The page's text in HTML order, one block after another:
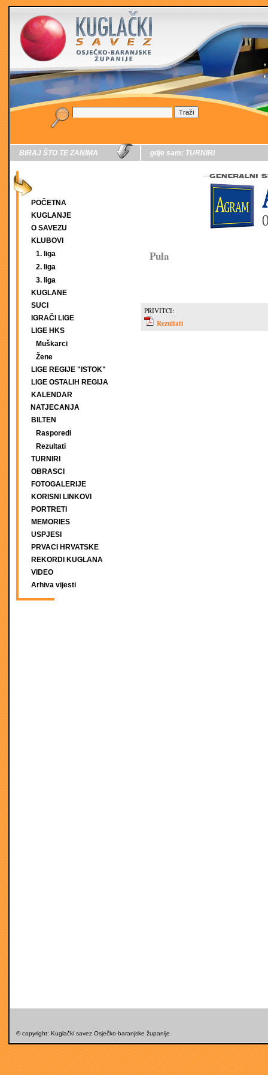
BIRAJ ŠTO TE ZANIMA
POČETNA
KUGLANJE
O SAVEZU
KLUBOVI
1. liga
2. liga
3. liga
KUGLANE
SUCI
IGRAČI LIGE
LIGE HKS
Muškarci
Žene
LIGE REGIJE "ISTOK"
LIGE OSTALIH REGIJA
KALENDAR
NATJECANJA
BILTEN
Rasporedi
Rezultati
TURNIRI
OBRASCI
FOTOGALERIJE
KORISNI LINKOVI
PORTRETI
MEMORIES
USPJESI
PRVACI HRVATSKE
REKORDI KUGLANA
VIDEO
Arhiva vijesti
gdje sam: TURNIRI
Pula
PRIVITCI:
Rezultati
© copyright: Kuglački savez Osječko-baranjske županije